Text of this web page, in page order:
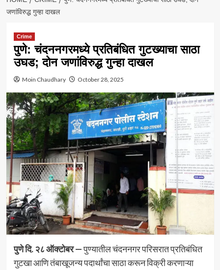
जणांविरुद्ध गुन्हा दाखल
Crime
पुणे: चंदननगरमध्ये प्रतिबंधित गुटख्याचा साठा
उघड; दोन जणांविरुद्ध गुन्हा दाखल
Moin Chaudhary October 28, 2025
पुणे दि. २८ ऑक्टोबर —पुण्यातील चंदननगर परिसरात प्रतिबंधित
गुटखा आणि तंबाखूजन्य पदार्थांचा साठा करून विक्री करणाऱ्या